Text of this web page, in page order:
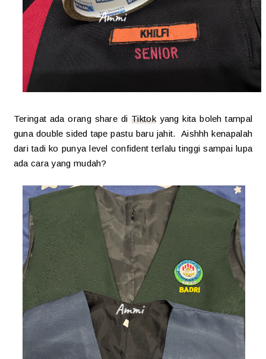
Teringat ada orang share diTiktokyang kita boleh tampal
guna double sided tape pastu baru jahit. Aishhh kenapalah
dari tadi ko punya level confident terlalu tinggi sampai lupa
ada cara yang mudah?